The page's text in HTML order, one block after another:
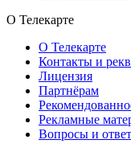
О Телекарте
О Телекарте
Контакты и
Лицензия
Партнёрам
Рекламные
Вопросы и